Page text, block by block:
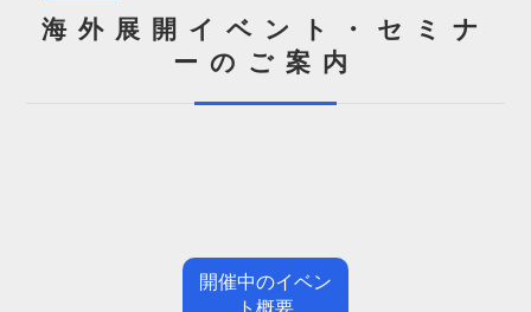
海外展開イベント・セミナ
ーのご案内
開催中のイベン
ト概要